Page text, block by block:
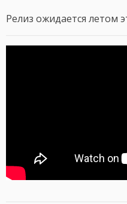
Релиз ожидается летом